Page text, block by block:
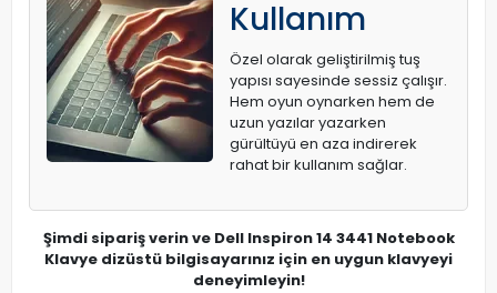
Kullanım
Özel olarak geliştirilmiş tuş
yapısı sayesinde sessiz çalışır.
Hem oyun oynarken hem de
uzun yazılar yazarken
gürültüyü en aza indirerek
rahat bir kullanım sağlar.
Şimdi sipariş verin ve Dell Inspiron 14 3441 Notebook
Klavye dizüstü bilgisayarınız için en uygun klavyeyi
deneyimleyin!